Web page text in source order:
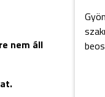
nem áll